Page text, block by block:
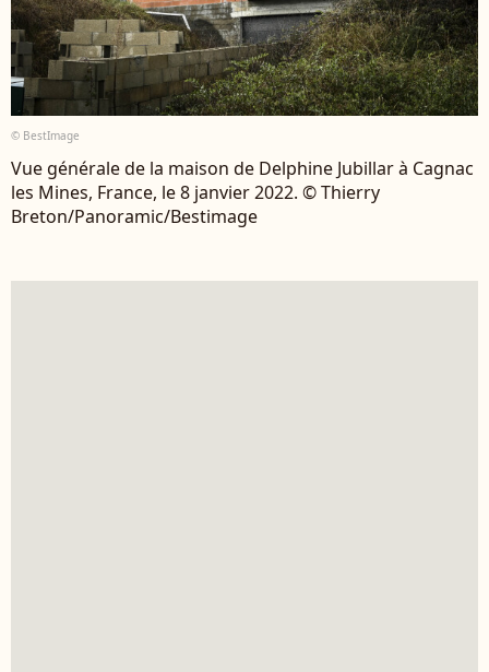
© BestImage
Vue générale de la maison de Delphine Jubillar à Cagnac
les Mines, France, le 8 janvier 2022. © Thierry
Breton/Panoramic/Bestimage